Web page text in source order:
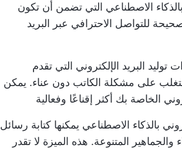
بالذكاء الاصطناعي التي تضمن أن تكون
للتواصل الاحترافي عبر البريد
البريد الإلكتروني التي تقدم
على مشكلة الكاتب دون عناء. يمكن
الخاصة بك أكثر إقناعًا وفعالية
بالذكاء الاصطناعي يمكنها كتابة رسائل
والجماهير المتنوعة. هذه الميزة لا تقدر